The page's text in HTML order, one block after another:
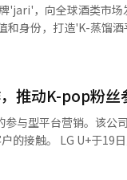
'jari'，向全球酒类市
'。 CJ第一制糖于15日在首尔成北区韩
了披露。活动中，
者能够轻松享用。产品
陶罐中进行熟成，最终完成高
经过四季熟成，展现出
布活动中还进行了展示'jari'与K-食品结合
推动K-pop粉丝
与型平台营销。该公
签署品牌大
张专辑预发布曲《叩叩叩》的